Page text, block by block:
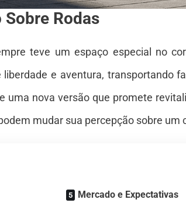
Rodas
teve um espaço especial no
e aventura, transportando
nova versão que promete
mudar sua percepção sobre um
Mercado e Expectativas